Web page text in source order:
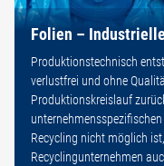
Folien –
Produktionstechnisch
verlustfrei und ohne
Produktionskreislauf
Recycling nicht möglich
Recyclingunternehmen